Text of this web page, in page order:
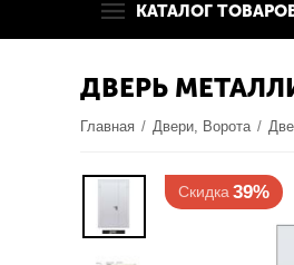
КАТАЛОГ
ДВЕРЬ
Главная / Двери, Ворота /
Скидка 39%